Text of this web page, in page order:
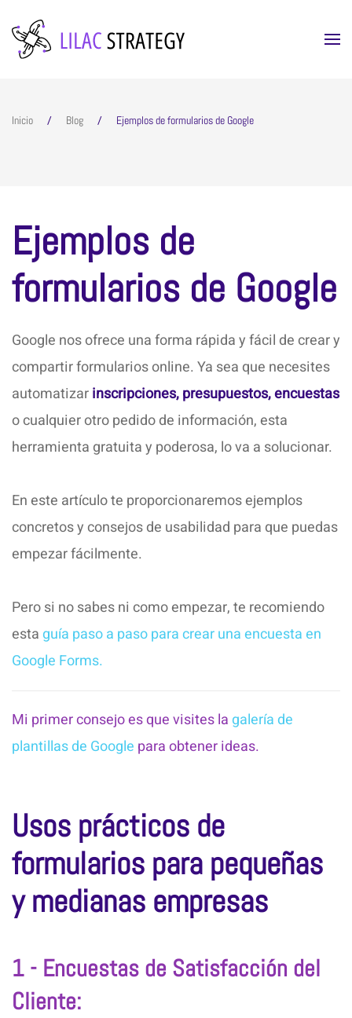
Skip to main content
Inicio Blog Ejemplos de formularios de Google
Ejemplos de
formularios de Google
Google nos ofrece una forma rápida y fácil de crear y
compartir formularios online. Ya sea que necesites
automatizarinscripciones, presupuestos, encuestas
o cualquier otro pedido de información, esta
herramienta gratuita y poderosa, lo va a solucionar.
En este artículo te proporcionaremos ejemplos
concretos y consejos de usabilidad para que puedas
empezar fácilmente.
Pero si no sabes ni como empezar, te recomiendo
estaguía paso a paso para crear una encuesta en
Google Forms.
Mi primer consejo es que visites lagalería de
plantillas de Google para obtener ideas.
Usos prácticos de
formularios para pequeñas
y medianas empresas
1 - Encuestas de Satisfacción del
Cliente: